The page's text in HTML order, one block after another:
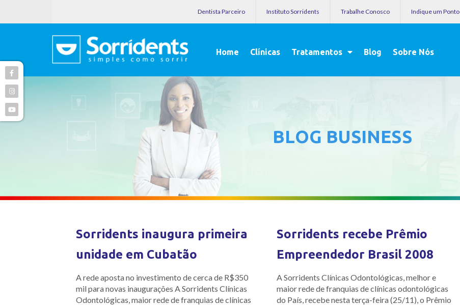
Dentista Parceiro Instituto Sorridents Trabalhe Conosco Indique um Ponto
Home Clínicas Tratamentos Blog Sobre Nós
BLOG BUSINESS
Sorridents inaugura primeira
unidade em Cubatão
A rede aposta no investimento de cerca de R$350
mil para novas inaugurações A Sorridents Clínicas
Odontológicas, maior rede de franquias de clínicas
Sorridents recebe Prêmio
Empreendedor Brasil 2008
A Sorridents Clínicas Odontológicas, melhor e
maior rede de franquias de clínicas odontológicas
do País, recebe nesta terça-feira (25/11), o Prêmio